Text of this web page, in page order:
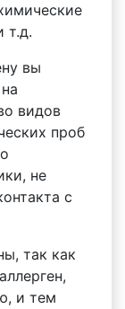
т.д.
вы
видов
проб
не
с
так как
и тем